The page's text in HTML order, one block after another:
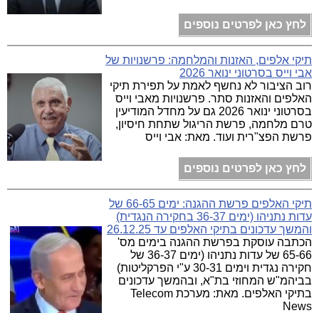
לחץ כאן לפרטים נוספים
תיקי אלפים, האזנות והמלחמה: פרשנויות של
אבי וייס בסרטוני ינואר 2026
רוב הציבור לא נחשף לאמת על תפירת תיקי
האלפים והאזנות סתר. פרשנויות מאבי וייס
בסרטוני ינואר 2026 גם על מחדל המודיעין
טרם מלחמה, פרשת הריגול שתחת חיסיון,
פרשת הפצ"רית ועוד. מאת: אבי וייס
לחץ כאן לפרטים נוספים
תיקי האלפים פרשת ההגנה: ימים 66-65 של
עדות נתניהו (ימים 36-37 בחקירה הנגדית)
והמשך עדכונים בתיקי האלפים עד 26.12.25
הכתבה עוסקת בפרשת ההגנה בימים מס'
65-66 של עדות נתניהו (ימים 36-37 של
חקירה נגדית וימים 30-31 ע"י הפרקליטות)
בביהמ"ש המחוזי בת"א, ובהמשך עדכונים
בתיקי האלפים. מאת: מערכת Telecom
News